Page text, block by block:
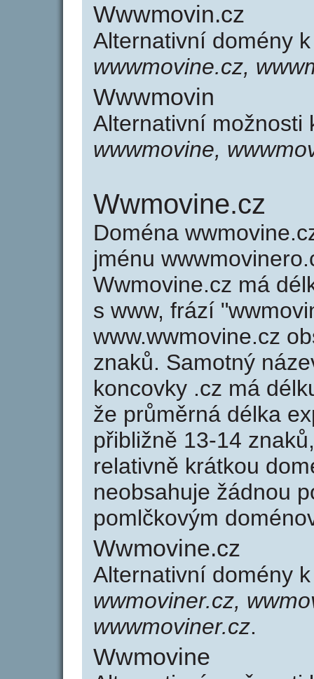
Wwwmovin.cz
Alternativní domény
wwwmovine.cz,
Wwwmovin
Alternativní možnosti
wwwmovine,
Wwmovine.cz
Doména
jménu
Wwmovine.cz má
s www, frází
www.wwmovine.cz
znaků. Samotný
koncovky .cz má
že průměrná délka
přibližně 13-14
relativně krátkou
neobsahuje žádnou
pomlčkovým
Wwmovine.cz
Alternativní domény
wwmoviner.cz,
wwwmoviner.cz.
Wwmovine